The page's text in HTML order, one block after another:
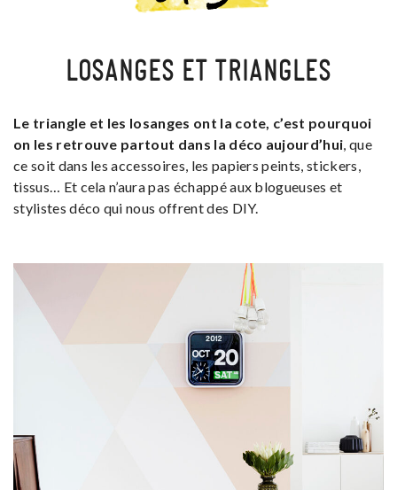
LOSANGES ET TRIANGLES
Le triangle et les losanges ont la cote, c’est pourquoi
on les retrouve partout dans la déco aujourd’hui, que
ce soit dans les accessoires, les papiers peints, stickers,
tissus… Et cela n’aura pas échappé aux blogueuses et
stylistes déco qui nous offrent des DIY.